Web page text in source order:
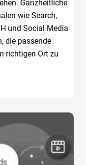
Ganzheitliche
wie Search,
und Social Media
die passende
richtigen Ort zu